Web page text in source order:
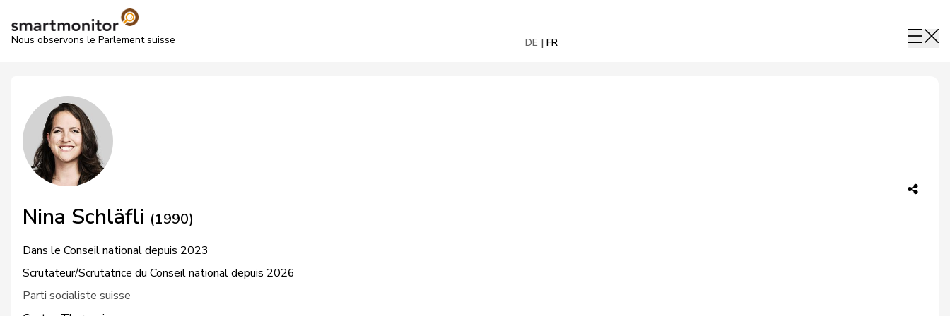
Nous observons le Parlement suisse DE FR
Nina Schläfli (1990)
Dans le Conseil national depuis 2023
Scrutateur/Scrutatrice du Conseil national depuis 2026
Parti socialiste suisse